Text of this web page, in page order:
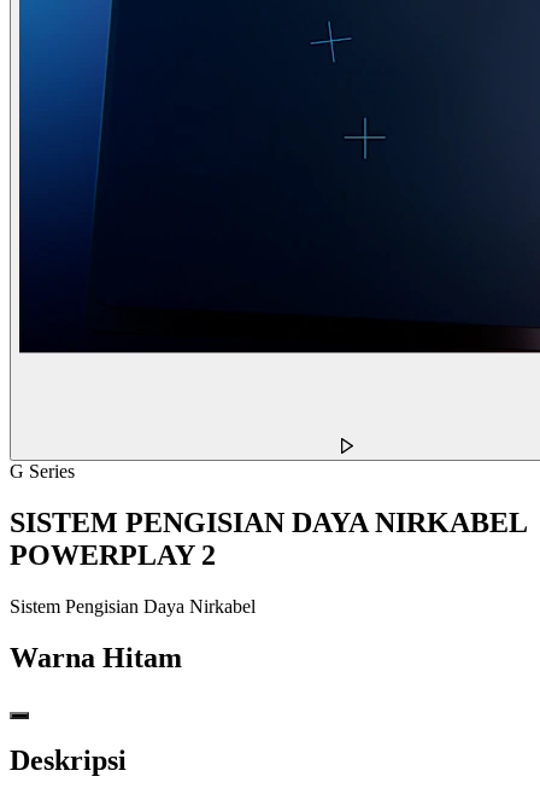
G Series
SISTEM PENGISIAN DAYA NIRKABEL
POWERPLAY 2
Sistem Pengisian Daya Nirkabel
Warna Hitam
Deskripsi